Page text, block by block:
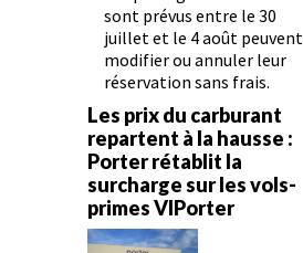
sont prévus entre le 30
juillet et le 4 août peuvent
modifier ou annuler leur
réservation sans frais.
Les prix du carburant
repartent à la hausse :
Porter rétablit la
surcharge sur les vols-
primes VIPorter